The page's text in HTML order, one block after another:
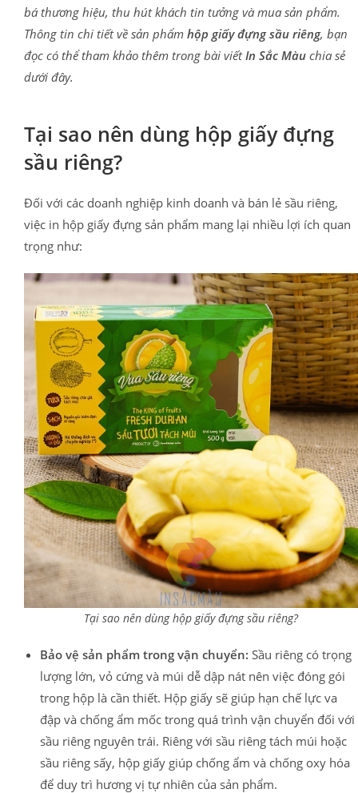
bá thương hiệu, thu hút khách tin tưởng và mua sản phẩm.
Thông tin chi tiết về sản phẩm hộp giấy đựng sầu riêng, bạn
đọc có thể tham khảo thêm trong bài viếtIn Sắc Màu chia sẻ
dưới đây.
Tại sao nên dùng hộp giấy đựng
sầu riêng?
Đối với các doanh nghiệp kinh doanh và bán lẻ sầu riêng,
việc in hộp giấy đựng sản phẩm mang lại nhiều lợi ích quan
trọng như:
Tại sao nên dùng hộp giấy đựng sầu riêng?
Bảo vệ sản phẩm trong vận chuyển: Sầu riêng có trọng
lượng lớn, vỏ cứng và múi dễ dập nát nên việc đóng gói
trong hộp là cần thiết. Hộp giấy sẽ giúp hạn chế lực va
đập và chống ẩm mốc trong quá trình vận chuyển đối với
sầu riêng nguyên trái. Riêng với sầu riêng tách múi hoặc
sầu riêng sấy, hộp giấy giúp chống ẩm và chống oxy hóa
để duy trì hương vị tự nhiên của sản phẩm.